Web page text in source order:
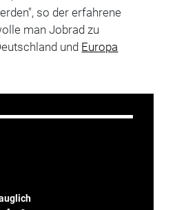
so der erfahrene
man Jobrad zu
und Europa